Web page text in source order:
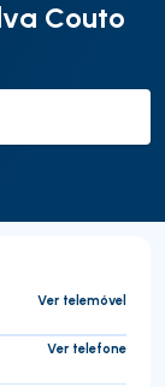
Couto
Ver telemóvel
Ver telefone